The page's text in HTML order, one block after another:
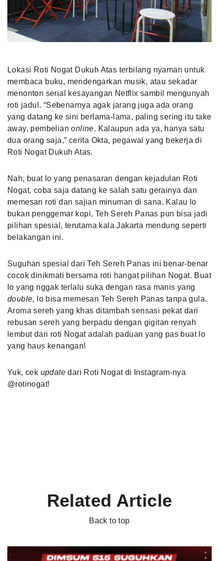
Lokasi Roti Nogat Dukuh Atas terbilang nyaman untuk
membaca buku, mendengarkan musik, atau sekadar
menonton serial kesayangan Netflix sambil mengunyah
roti jadul. “Sebenarnya agak jarang juga ada orang
yang datang ke sini berlama-lama, paling sering itu take
away, pembelianonline. Kalaupun ada ya, hanya satu
dua orang saja,” cerita Okta, pegawai yang bekerja di
Roti Nogat Dukuh Atas.
Nah, buat lo yang penasaran dengan kejadulan Roti
Nogat, coba saja datang ke salah satu gerainya dan
memesan roti dan sajian minuman di sana. Kalau lo
bukan penggemar kopi, Teh Sereh Panas pun bisa jadi
pilihan spesial, terutama kala Jakarta mendung seperti
belakangan ini.
Suguhan spesial dari Teh Sereh Panas ini benar-benar
cocok dinikmati bersama roti hangat pilihan Nogat. Buat
lo yang nggak terlalu suka dengan rasa manis yang
double, lo bisa memesan Teh Sereh Panas tanpa gula.
Aroma sereh yang khas ditambah sensasi pekat dari
rebusan sereh yang berpadu dengan gigitan renyah
lembut dari roti Nogat adalah paduan yang pas buat lo
yang haus kenangan!
Yuk, cek update dari Roti Nogat di Instagram-nya
@rotinogat!
Related Article
Back to top